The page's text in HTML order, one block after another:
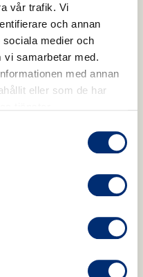
vår trafik. Vi
och annan
medier och
vi samarbetar med.
med annan
eller som de har